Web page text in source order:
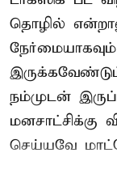
தொழில்
நம்முடன்
மனசாட்சிக்கு
செய்யவே